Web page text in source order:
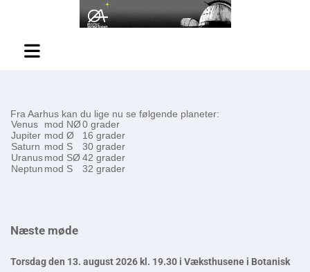
Fra Aarhus kan du lige nu se følgende planeter:
Venus
mod NØ0 grader
Jupiter mod Ø
16 grader
Saturn mod S
30 grader
Uranusmod SØ42 grader
Neptun mod S 32 grader
Næste møde
Torsdag den 13. august 2026 kl. 19.30 i Væksthusene i Botanisk